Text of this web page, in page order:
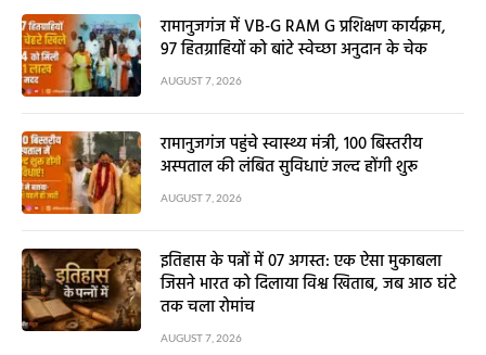
रामानुजगंज में VB-G RAM G प्रशिक्षण कार्यक्रम,
97 हितग्राहियों को बांटे स्वेच्छा अनुदान के चेक
AUGUST 7, 2026
रामानुजगंज पहुंचे स्वास्थ्य मंत्री, 100 बिस्तरीय
अस्पताल की लंबित सुविधाएं जल्द होंगी शुरू
AUGUST 7, 2026
इतिहास के पन्नों में 07 अगस्त: एक ऐसा मुकाबला
जिसने भारत को दिलाया विश्व खिताब, जब आठ घंटे
तक चला रोमांच
AUGUST 7, 2026